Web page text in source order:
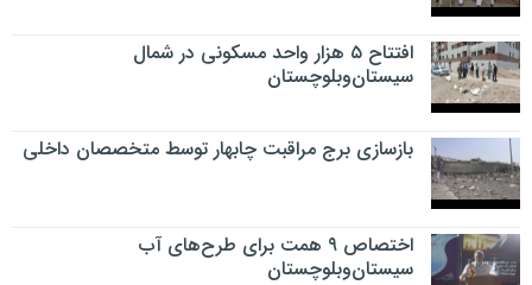
افتتاح ۵ هزار واحد مسکونی در شمال
سیستان‌وبلوچستان
بازسازی برج مراقبت چابهار توسط متخصصان داخلی
اختصاص ۹ همت برای طرح‌های آب
سیستان‌وبلوچستان